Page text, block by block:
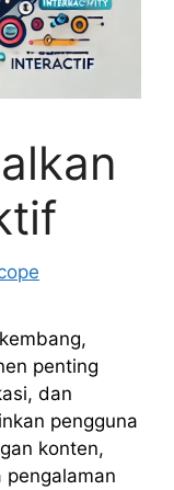
penting
dan
pengguna
konten,